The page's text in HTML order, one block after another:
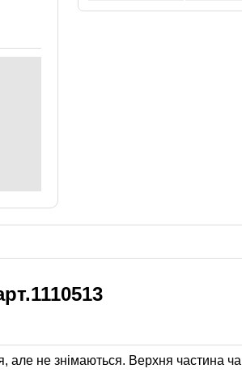
але не знімаються. Верхня частина